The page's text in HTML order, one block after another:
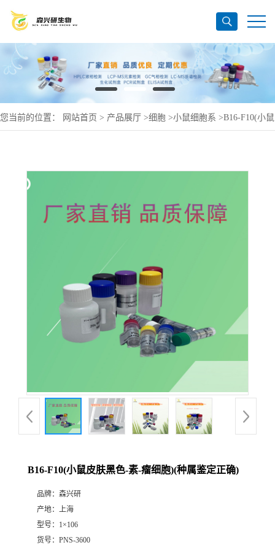
您当前的位置： 网站首页 > 产品展厅 >细胞 >小鼠细胞系 >B16-F10(小鼠
B16-F10(小鼠皮肤黑色-素-瘤细胞)(种属鉴定正确)
品牌： 森兴研
产地： 上海
型号： 1×106
货号： PNS-3600